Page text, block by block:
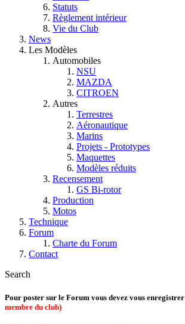
Statuts
Règlement intérieur
Vie du Club
News
Les Modèles
Automobiles
NSU
MAZDA
CITROEN
Autres
Terrestres
Aéronautique
Marins
Projets - Prototypes
Maquettes
Modèles réduits
Recensement
GS Bi-rotor
Production
Motos
Technique
Forum
Charte du Forum
Contact
Search
Pour poster sur le Forum vous devez vous enregistrer
membre du club)